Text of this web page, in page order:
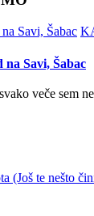
na Savi, Šabac
veče sem